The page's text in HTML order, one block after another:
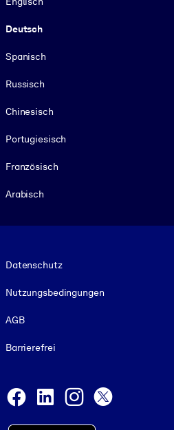
Deutsch
Spanisch
Russisch
Chinesisch
Portugiesisch
Französisch
Arabisch
Datenschutz
Nutzungsbedingungen
AGB
Barrierefrei
Facebook
LinkedInInstagram